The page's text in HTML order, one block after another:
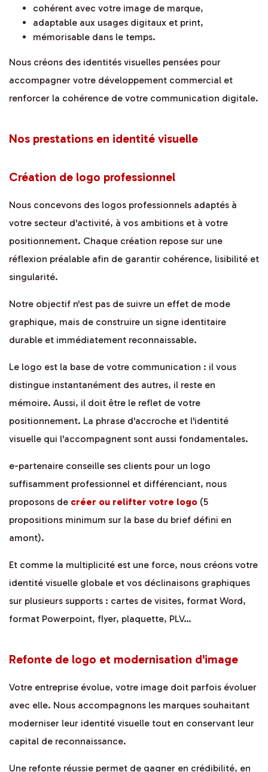
cohérent avec votre image de marque,
adaptable aux usages digitaux et print,
mémorisable dans le temps.
Nous créons des identités visuelles pensées pour
accompagner votre développement commercial et
renforcer la cohérence de votre communication digitale.
Nos prestations en identité visuelle
Création de logo professionnel
Nous concevons des logos professionnels adaptés à
votre secteur d'activité, à vos ambitions et à votre
positionnement. Chaque création repose sur une
réflexion préalable afin de garantir cohérence, lisibilité et
singularité.
Notre objectif n'est pas de suivre un effet de mode
graphique, mais de construire un signe identitaire
durable et immédiatement reconnaissable.
Le logo est la base de votre communication : il vous
distingue instantanément des autres, il reste en
mémoire. Aussi, il doit être le reflet de votre
positionnement. La phrase d'accroche et l'identité
visuelle qui l'accompagnent sont aussi fondamentales.
e-partenaire conseille ses clients pour un logo
suffisamment professionnel et différenciant, nous
proposons de créer ou relifter votre logo (5
propositions minimum sur la base du brief défini en
amont).
Et comme la multiplicité est une force, nous créons votre
identité visuelle globale et vos déclinaisons graphiques
sur plusieurs supports : cartes de visites, format Word,
format Powerpoint, flyer, plaquette, PLV…
Refonte de logo et modernisation d'image
Votre entreprise évolue, votre image doit parfois évoluer
avec elle. Nous accompagnons les marques souhaitant
moderniser leur identité visuelle tout en conservant leur
capital de reconnaissance.
Une refonte réussie permet de gagner en crédibilité, en